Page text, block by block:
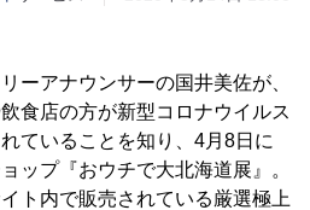
ーアナウンサーの国井美佐が、
食店の方が新型コロナウイルス
ていることを知り、4月8日に
ップ『おウチで大北海道展』。
ト内で販売されている厳選極上